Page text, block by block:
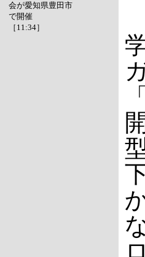
会が愛知県豊田市
で開催
［11:34］